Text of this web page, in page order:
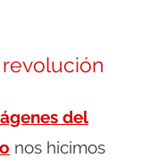
revolución
del
nos hicimos